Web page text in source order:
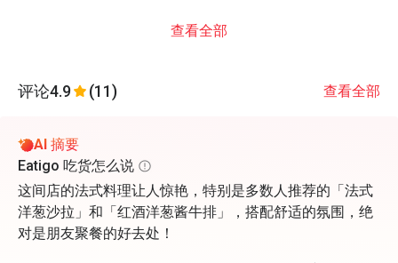
查看全部
评论4.9 (11) 查看全部
AI 摘要
Eatigo 吃货怎么说
这间店的法式料理让人惊艳，特别是多数人推荐的「法式
洋葱沙拉」和「红酒洋葱酱牛排」，搭配舒适的氛围，绝
对是朋友聚餐的好去处！